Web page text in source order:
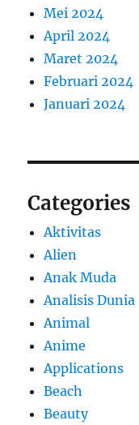
Mei 2024
April 2024
Maret 2024
Februari 2024
Januari 2024
Categories
Aktivitas
Alien
Anak Muda
Analisis Dunia
Animal
Anime
Applications
Beach
Beauty